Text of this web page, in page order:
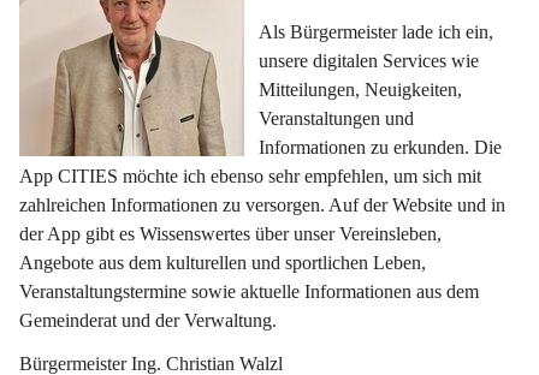
Als Bürgermeister lade ich ein,
unsere digitalen Services wie
Mitteilungen, Neuigkeiten,
Veranstaltungen und
Informationen zu erkunden. Die
App CITIES möchte ich ebenso sehr empfehlen, um sich mit
zahlreichen Informationen zu versorgen. Auf der Website und in
der App gibt es Wissenswertes über unser Vereinsleben,
Angebote aus dem kulturellen und sportlichen Leben,
Veranstaltungstermine sowie aktuelle Informationen aus dem
Gemeinderat und der Verwaltung.
Bürgermeister Ing. Christian Walzl